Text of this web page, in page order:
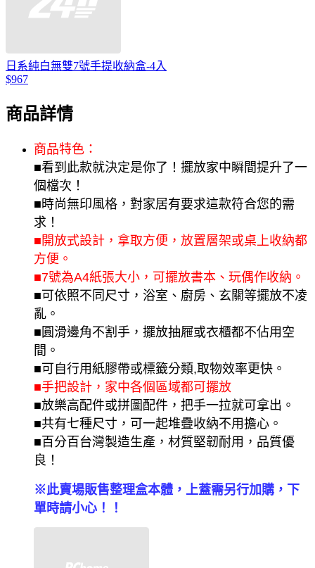
日系純白無雙7號手提收納盒-4入
$967
商品詳情
商品特色：
■看到此款就決定是你了！擺放家中瞬間提升了一
個檔次！
■時尚無印風格，對家居有要求這款符合您的需
求！
■開放式設計，拿取方便，放置層架或桌上收納都
方便 。
■7號為A4紙張大小，可擺放書本 、玩偶作收納。
■可依照不同尺寸，浴室、廚房、玄關等擺放不凌
亂。
■圓滑邊角不割手，擺放抽屜或衣櫃都不佔用空
間。
■可自行用紙膠帶或標籤分類,取物效率更快。
■手把設計 ，家中各個區域都可擺放
■放樂高配件或拼圖配件，把手一拉就可拿出。
■共有七種尺寸，可一起堆疊收納不用擔心。
■百分百台灣製造生產，材質堅韌耐用，品質優
良！
※此賣場販售整理盒本體，上蓋需另行加購，下
單時請小心！！